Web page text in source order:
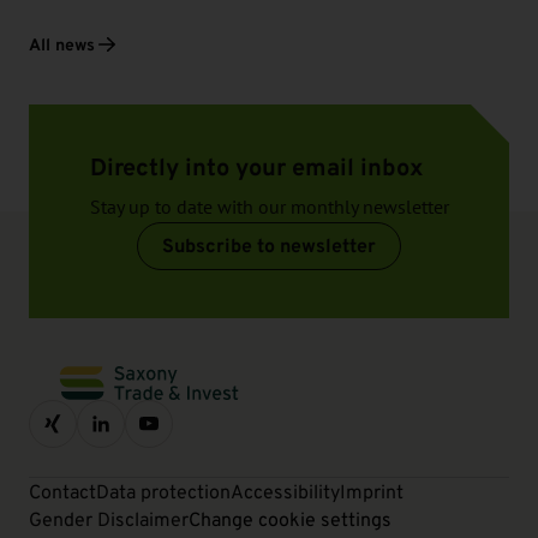
All news
Directly into your email inbox
Stay up to date with our monthly newsletter
Subscribe to newsletter
ContactData protectionAccessibilityImprint
Gender DisclaimerChange cookie settings